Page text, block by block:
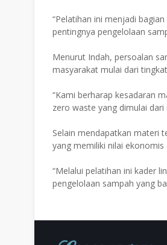
“Pelatihan ini menjadi
pentingnya pengelolaan
Menurut Indah, persoalan
masyarakat mulai dari
“Kami berharap kesadaran
zero waste yang dimulai dari
Selain mendapatkan materi
yang memiliki nilai
“Melalui pelatihan ini kader
pengelolaan sampah yang